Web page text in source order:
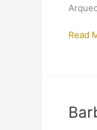
O
2015
Read